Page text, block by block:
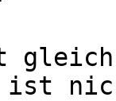
ist